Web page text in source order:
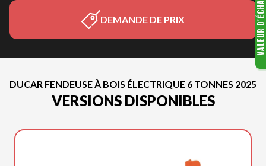
DEMANDE DE PRIX
DUCAR FENDEUSE À BOIS ÉLECTRIQUE 6 TONNES 2025
VERSIONS DISPONIBLES